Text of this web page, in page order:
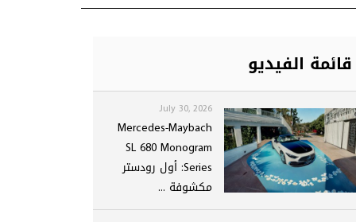
قائمة الفيديو
July 30, 2026
Mercedes-Maybach
SL 680 Monogram
Series: أول رودستر
مكشوفة ...